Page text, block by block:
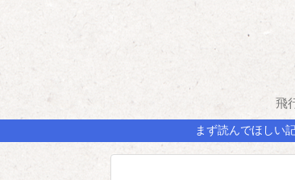
飛
まず読んでほしい